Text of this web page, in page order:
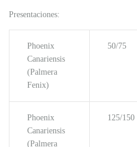
Presentaciones:
Phoenix
Canariensis
(Palmera
Fenix)
50/75
Phoenix
Canariensis
(Palmera
125/150